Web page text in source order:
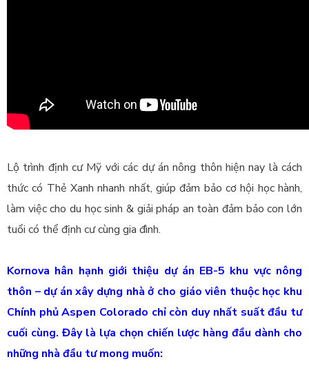
Lộ trình định cư Mỹ với các dự án nông thôn hiện nay là cách
thức có Thẻ Xanh nhanh nhất, giúp đảm bảo cơ hội học hành,
làm việc cho du học sinh & giải pháp an toàn đảm bảo con lớn
tuổi có thể định cư cùng gia đình.
Kornova hân hạnh giới thiệu dự án EB-5 khu vực nông
thôn – dự án xây dựng nhà ở cho giáo viên thuộc học khu
Chính phủ Aspen Colorado chỉ còn duy nhất suất đầu tư
cuối cùng. Đây là lựa chọn chiến lược hàng đầu dành cho
những nhà đầu tư mong muốn: